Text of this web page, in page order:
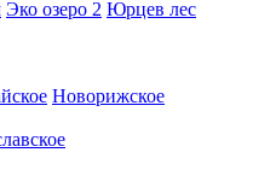
Эко озеро 2 Юрцев лес
Новорижское